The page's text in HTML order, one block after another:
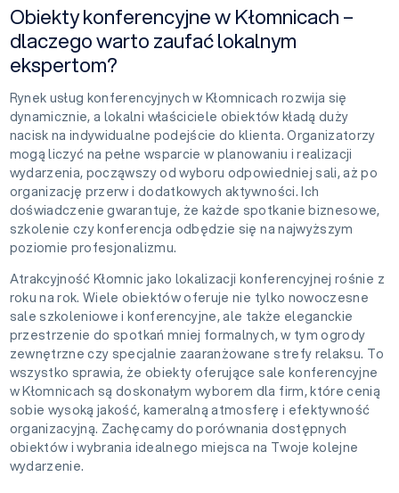
Obiekty konferencyjne w Kłomnicach –
dlaczego warto zaufać lokalnym
ekspertom?
Rynek usług konferencyjnych w Kłomnicach rozwija się
dynamicznie, a lokalni właściciele obiektów kładą duży
nacisk na indywidualne podejście do klienta. Organizatorzy
mogą liczyć na pełne wsparcie w planowaniu i realizacji
wydarzenia, począwszy od wyboru odpowiedniej sali, aż po
organizację przerw i dodatkowych aktywności. Ich
doświadczenie gwarantuje, że każde spotkanie biznesowe,
szkolenie czy konferencja odbędzie się na najwyższym
poziomie profesjonalizmu.
Atrakcyjność Kłomnic jako lokalizacji konferencyjnej rośnie z
roku na rok. Wiele obiektów oferuje nie tylko nowoczesne
sale szkoleniowe i konferencyjne, ale także eleganckie
przestrzenie do spotkań mniej formalnych, w tym ogrody
zewnętrzne czy specjalnie zaaranżowane strefy relaksu. To
wszystko sprawia, że obiekty oferujące sale konferencyjne
w Kłomnicach są doskonałym wyborem dla firm, które cenią
sobie wysoką jakość, kameralną atmosferę i efektywność
organizacyjną. Zachęcamy do porównania dostępnych
obiektów i wybrania idealnego miejsca na Twoje kolejne
wydarzenie.